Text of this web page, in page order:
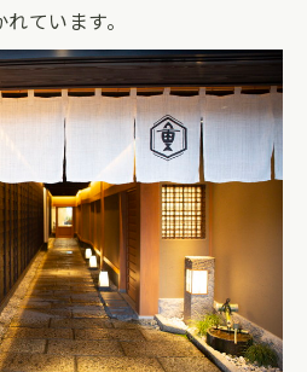
ています。